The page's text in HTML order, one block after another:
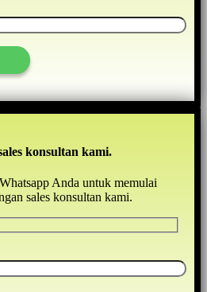
konsultan kami.
Anda untuk memulai
sales konsultan kami.